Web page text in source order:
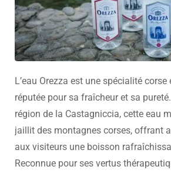
L’eau Orezza est une spécialité
réputée pour sa fraîcheur et sa
région de la Castagniccia, cette eau
jaillit des montagnes corses, offrant
aux visiteurs une boisson
Reconnue pour ses vertus